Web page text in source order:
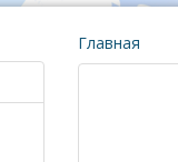
Главная